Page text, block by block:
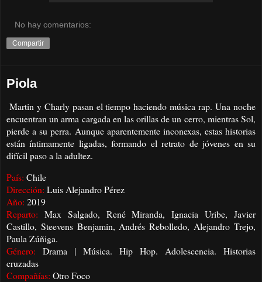
No hay comentarios:
Compartir
Piola
Martin y Charly pasan el tiempo haciendo música rap. Una noche
encuentran un arma cargada en las orillas de un cerro, mientras Sol,
pierde a su perra. Aunque aparentemente inconexas, estas historias
están íntimamente ligadas, formando el retrato de jóvenes en su
difícil paso a la adultez.
País: Chile
Dirección: Luis Alejandro Pérez
Año: 2019
Reparto: Max Salgado, René Miranda, Ignacia Uribe, Javier
Castillo, Steevens Benjamin, Andrés Rebolledo, Alejandro Trejo,
Paula Zúñiga.
Género: Drama | Música. Hip Hop. Adolescencia. Historias
cruzadas
Compañías: Otro Foco